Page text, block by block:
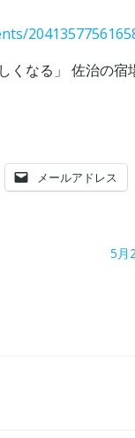
くなる」 佐治の
メールアドレス
5月